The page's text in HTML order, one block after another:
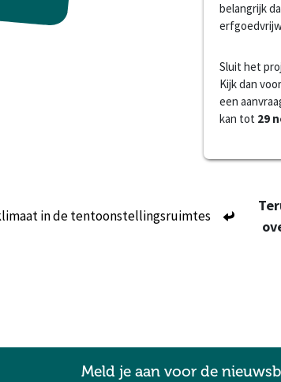
belangrijk
Sluit het
Kijk dan
een
kan tot 29
in de tentoonstellingsruimtes
Meld je aan voor de